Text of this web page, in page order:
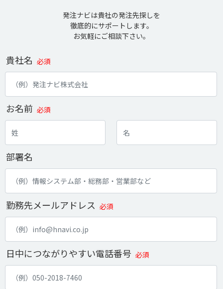
発注ナビは貴社の発注先探しを
徹底的にサポートします。
お気軽にご相談下さい。
貴社名 必須
お名前 必須
部署名
勤務先メールアドレス 必須
日中につながりやすい電話番号 必須